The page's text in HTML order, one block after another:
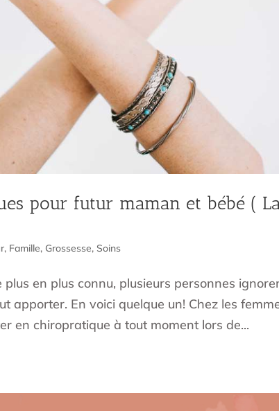
pour futur maman et bébé (
, Famille, Grossesse, Soins
en plus connu, plusieurs personnes
apporter. En voici quelque un! Chez les
en chiropratique à tout moment lors de...